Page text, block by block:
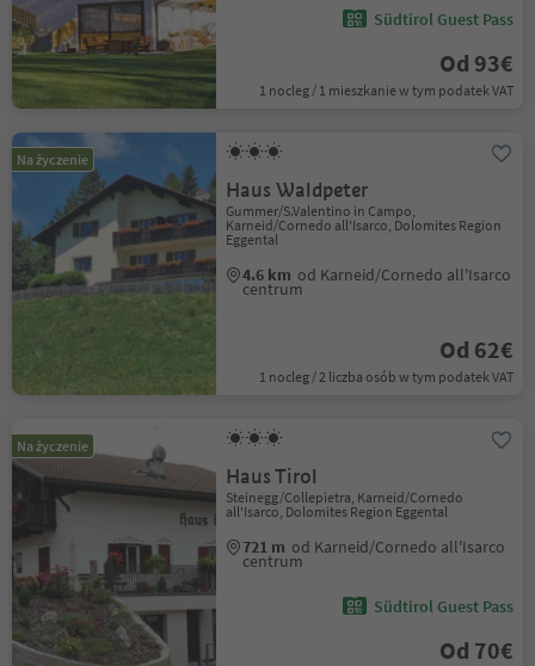
Südtirol Guest Pass
Od 93€
1 nocleg / 1 mieszkanie w tym podatek VAT
Na życzenie
Haus Waldpeter
Gummer/S.Valentino in Campo,
Karneid/Cornedo all'Isarco, Dolomites Region
Eggental
4.6 km od Karneid/Cornedo all'Isarco
centrum
Od 62€
1 nocleg / 2 liczba osób w tym podatek VAT
Na życzenie
Haus Tirol
Steinegg/Collepietra, Karneid/Cornedo
all'Isarco, Dolomites Region Eggental
721 m od Karneid/Cornedo all'Isarco
centrum
Südtirol Guest Pass
Od 70€